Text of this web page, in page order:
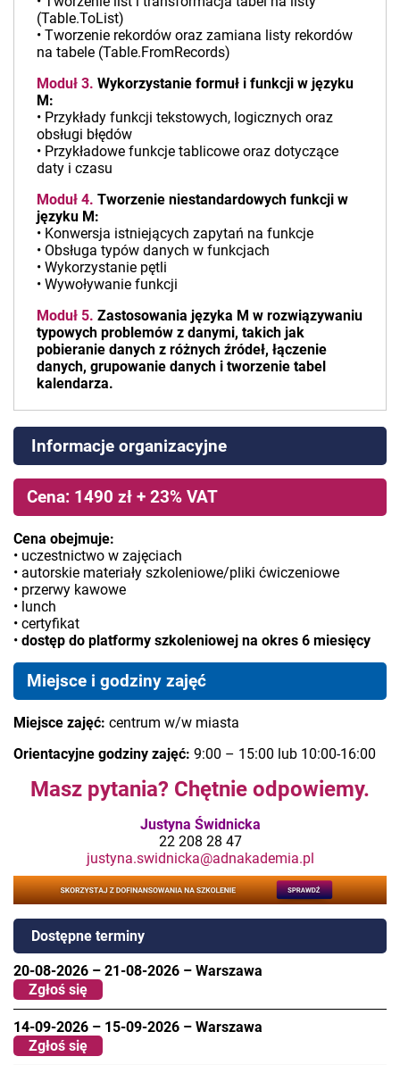
(Table.ToList)
• Tworzenie rekordów oraz zamiana listy rekordów
na tabele (Table.FromRecords)
Moduł 3. Wykorzystanie formuł i funkcji w języku
M:
• Przykłady funkcji tekstowych, logicznych oraz
obsługi błędów
• Przykładowe funkcje tablicowe oraz dotyczące
daty i czasu
Moduł 4. Tworzenie niestandardowych funkcji w
języku M:
• Konwersja istniejących zapytań na funkcje
• Obsługa typów danych w funkcjach
• Wykorzystanie pętli
• Wywoływanie funkcji
Moduł 5. Zastosowania języka M w rozwiązywaniu
typowych problemów z danymi, takich jak
pobieranie danych z różnych źródeł, łączenie
danych, grupowanie danych i tworzenie tabel
kalendarza.
Informacje organizacyjne
Cena: 1490 zł + 23% VAT
Cena obejmuje:
• uczestnictwo w zajęciach
• autorskie materiały szkoleniowe/pliki ćwiczeniowe
• przerwy kawowe
• lunch
• certyfikat
• dostęp do platformy szkoleniowej na okres 6 miesięcy
Miejsce i godziny zajęć
Miejsce zajęć: centrum w/w miasta
Orientacyjne godziny zajęć: 9:00 – 15:00 lub 10:00-16:00
Masz pytania? Chętnie odpowiemy.
Justyna Świdnicka
22 208 28 47
justyna.swidnicka@adnakademia.pl
Dostępne terminy
20-08-2026 – 21-08-2026 – Warszawa
Zgłoś się
14-09-2026 – 15-09-2026 – Warszawa
Zgłoś się